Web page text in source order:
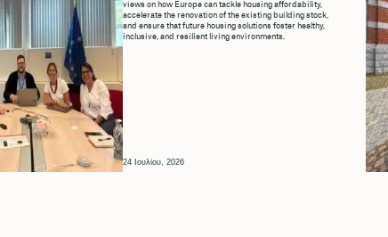
views on how Europe can tackle housing affordability,
accelerate the renovation of the existing building stock,
and ensure that future housing solutions foster healthy,
inclusive, and resilient living environments.
24 Ιουλίου, 2026